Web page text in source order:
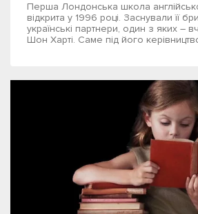
Перша Лондонська школа
відкрита у 1996 році. Заснували її
українські партнери, один з яких –
Шон Харті. Саме під його